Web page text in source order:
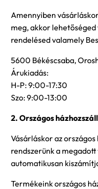
Amennyiben
meg, akkor lehetőséged
rendelésed valamely
5600 Békéscsaba,
Árukiadás:
H-P: 9:00-17:30
Szo: 9:00-13:00
2. Országos
Vásárláskor az
rendszerünk a
automatikusan
Termékeink országos